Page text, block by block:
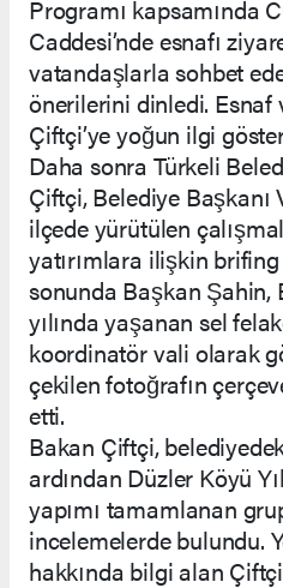
Programı kapsamında
Caddesi’nde esnafı
vatandaşlarla sohbet
önerilerini dinledi. Esnaf
Çiftçi’ye yoğun ilgi
Daha sonra Türkeli
Çiftçi, Belediye Başkanı
ilçede yürütülen
yatırımlara ilişkin
sonunda Başkan Şahin,
yılında yaşanan sel
koordinatör vali olarak
çekilen fotoğrafın
etti.
Bakan Çiftçi,
ardından Düzler Köyü
yapımı tamamlanan
incelemelerde bulundu.
hakkında bilgi alan